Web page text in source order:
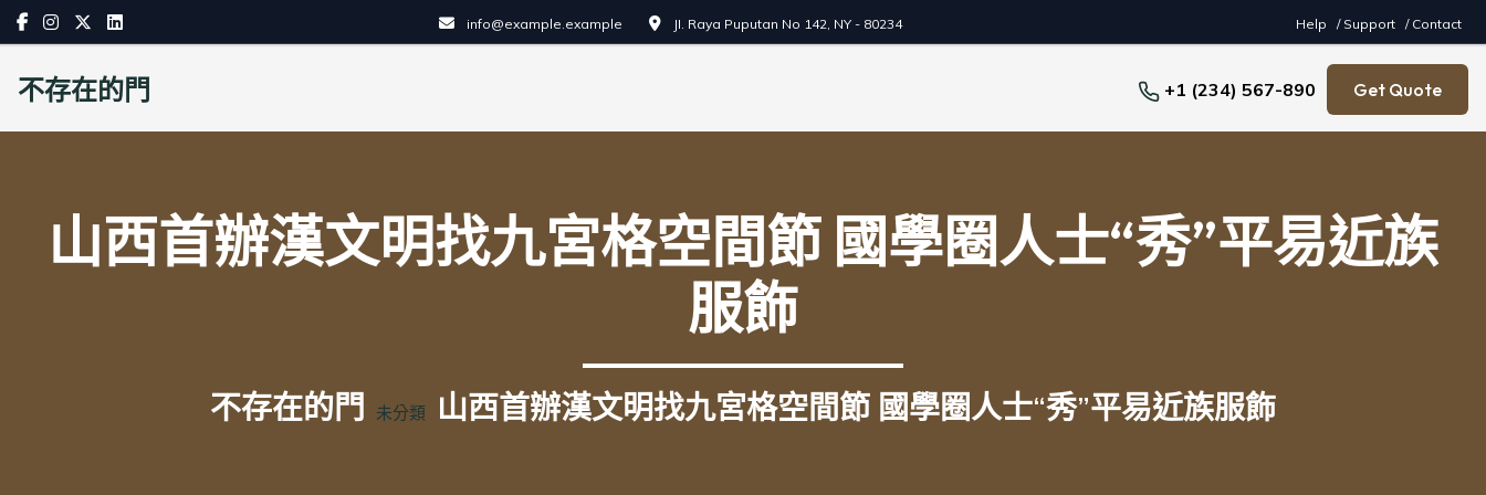
Skip
info@example.example JI. Raya Puputan No 142, NY - 80234 Help / Support / Contact
不存在的門 +1 (234) 567-890 Get Quote
山西首辦漢文明找九宮格空間節 國學圈人士“秀”平易近族
服飾
不存在的門 未分類 山西首辦漢文明找九宮格空間節 國學圈人士“秀”平易近族服飾